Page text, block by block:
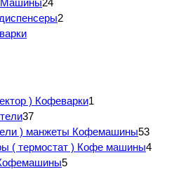
Машины24
2
) Кофеварки1
37
) манжеты Кофемашины53
( термостат ) Кофе машины4
5